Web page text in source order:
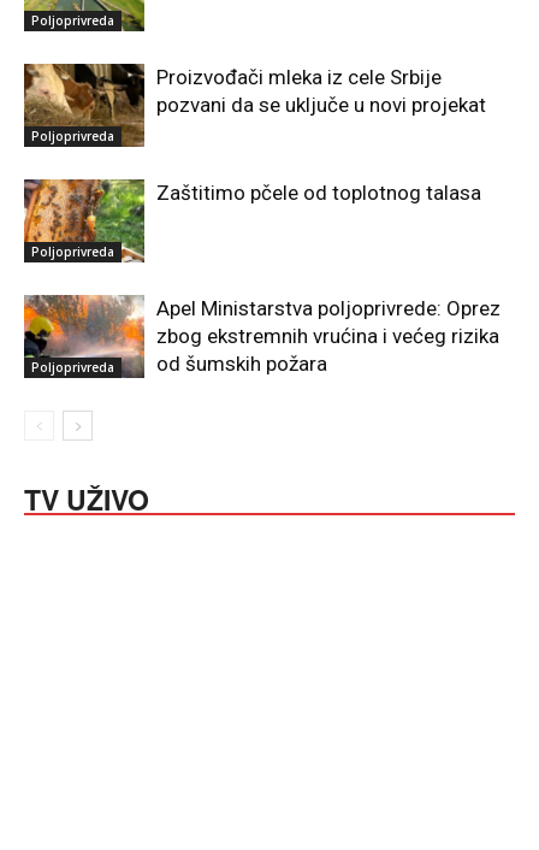
Poljoprivreda
Poljoprivreda
Proizvođači mleka iz cele Srbije
pozvani da se uključe u novi projekat
Poljoprivreda
Zaštitimo pčele od toplotnog talasa
Poljoprivreda
Apel Ministarstva poljoprivrede: Oprez
zbog ekstremnih vrućina i većeg rizika
od šumskih požara
TV UŽIVO